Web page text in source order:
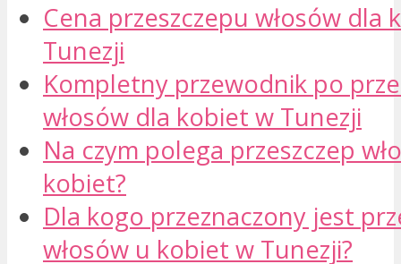
Cena przeszczepu włosów dla
Tunezji
Kompletny przewodnik po
włosów dla kobiet w Tunezji
Na czym polega przeszczep
kobiet?
Dla kogo przeznaczony jest
włosów u kobiet w Tunezji?